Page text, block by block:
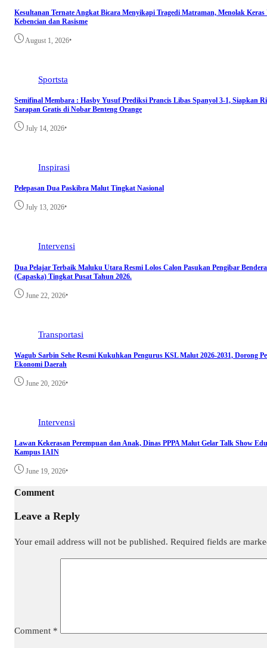
Kesultanan Ternate Angkat Bicara Menyikapi Tragedi Matraman, Menolak
Kebencian dan Rasisme
August 1, 2026•
Sportsta
Semifinal Membara : Hasby Yusuf Prediksi Prancis Libas Spanyol 3-1, Siapkan
Sarapan Gratis di Nobar Benteng Orange
July 14, 2026•
Inspirasi
Pelepasan Dua Paskibra Malut Tingkat Nasional
July 13, 2026•
Intervensi
Dua Pelajar Terbaik Maluku Utara Resmi Lolos Calon Pasukan Pengibar
(Capaska) Tingkat Pusat Tahun 2026.
June 22, 2026•
Transportasi
Wagub Sarbin Sehe Resmi Kukuhkan Pengurus KSL Malut 2026-2031, Dorong
Ekonomi Daerah
June 20, 2026•
Intervensi
Lawan Kekerasan Perempuan dan Anak, Dinas PPPA Malut Gelar Talk Show
Kampus IAIN
June 19, 2026•
Comment
Leave a Reply
Your email address will not be published. Required fields are
Comment *